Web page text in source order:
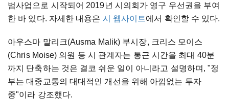
범사업으로 시작되어 2019년 시의회가 영구 우선권을 부여
한 바 있다. 자세한 내용은 시 웹사이트에서 확인할 수 있다.
아우스마 말리크(Ausma Malik) 부시장, 크리스 모이스
(Chris Moise) 의원 등 시 관계자는 통근 시간을 최대 40분
까지 단축하는 것은 결코 쉬운 일이 아니라고 설명하며, "정
부는 대중교통의 대대적인 개선을 위해 아낌없는 투자
중"이라 강조했다.